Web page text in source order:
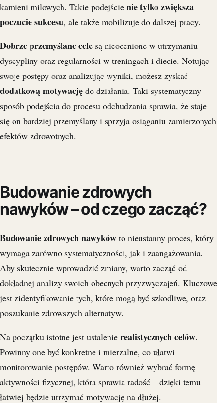
kamieni milowych. Takie podejście nie tylko zwiększa
poczucie sukcesu, ale także mobilizuje do dalszej pracy.
Dobrze przemyślane cele są nieocenione w utrzymaniu
dyscypliny oraz regularności w treningach i diecie. Notując
swoje postępy oraz analizując wyniki, możesz zyskać
dodatkową motywację do działania. Taki systematyczny
sposób podejścia do procesu odchudzania sprawia, że staje
się on bardziej przemyślany i sprzyja osiąganiu zamierzonych
efektów zdrowotnych.
Budowanie zdrowych
nawyków – od czego zacząć?
Budowanie zdrowych nawyków to nieustanny proces, który
wymaga zarówno systematyczności, jak i zaangażowania.
Aby skutecznie wprowadzić zmiany, warto zacząć od
dokładnej analizy swoich obecnych przyzwyczajeń. Kluczowe
jest zidentyfikowanie tych, które mogą być szkodliwe, oraz
poszukanie zdrowszych alternatyw.
Na początku istotne jest ustalenie realistycznych celów.
Powinny one być konkretne i mierzalne, co ułatwi
monitorowanie postępów. Warto również wybrać formę
aktywności fizycznej, która sprawia radość – dzięki temu
łatwiej będzie utrzymać motywację na dłużej.